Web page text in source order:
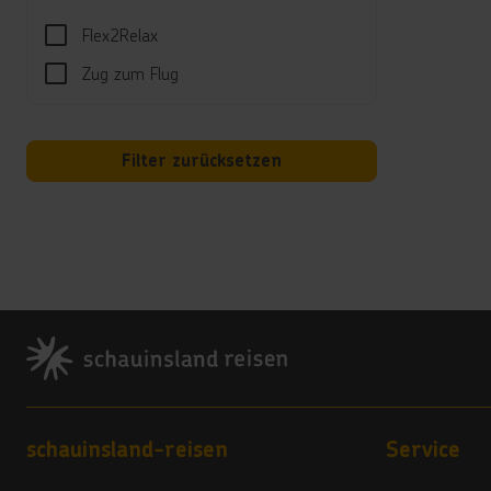
Flex2Relax
Zug zum Flug
Filter zurücksetzen
Footer
Footer navigation
schauinsland-reisen Service